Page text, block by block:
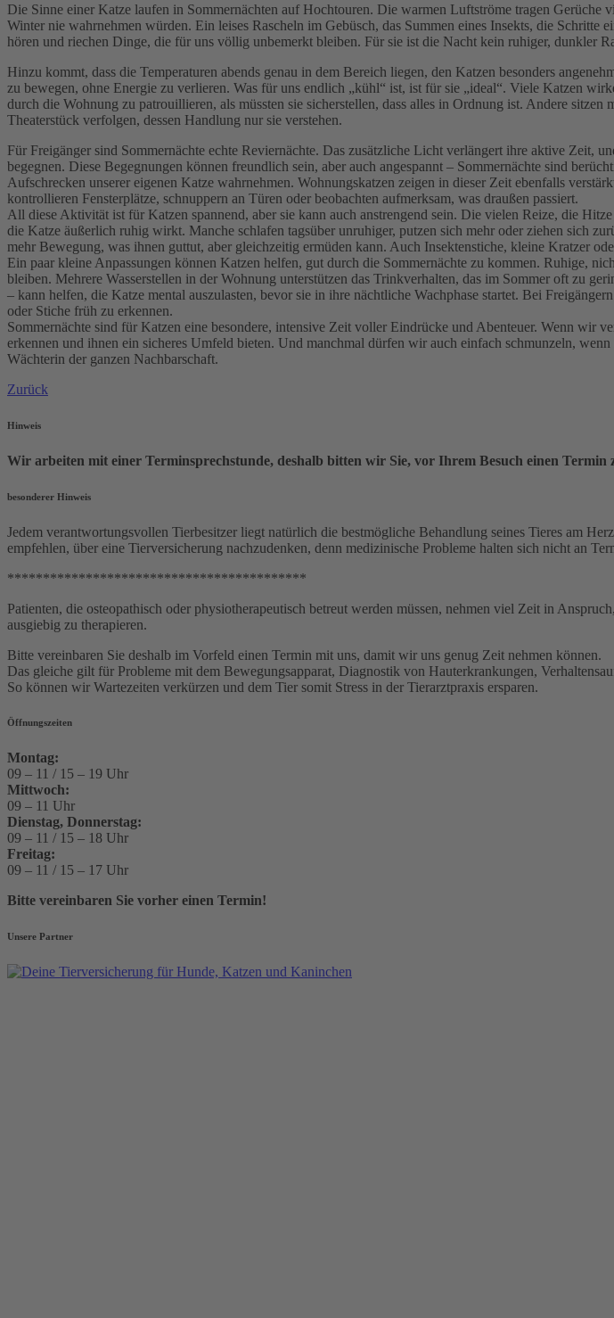
Die Sinne einer Katze laufen in Sommernächten auf Hochtouren. Die warmen Luftströme tragen
Winter nie wahrnehmen würden. Ein leises Rascheln im Gebüsch, das Summen eines Insekts, die
hören und riechen Dinge, die für uns völlig unbemerkt bleiben. Für sie ist die Nacht kein ruhiger, dunkler
Hinzu kommt, dass die Temperaturen abends genau in dem Bereich liegen, den Katzen besonders
zu bewegen, ohne Energie zu verlieren. Was für uns endlich „kühl“ ist, ist für sie „ideal“. Viele Katzen
durch die Wohnung zu patrouillieren, als müssten sie sicherstellen, dass alles in Ordnung ist. Andere
Theaterstück verfolgen, dessen Handlung nur sie verstehen.
Für Freigänger sind Sommernächte echte Reviernächte. Das zusätzliche Licht verlängert ihre aktive Zeit,
begegnen. Diese Begegnungen können freundlich sein, aber auch angespannt – Sommernächte sind
Aufschrecken unserer eigenen Katze wahrnehmen. Wohnungskatzen zeigen in dieser Zeit ebenfalls
kontrollieren Fensterplätze, schnuppern an Türen oder beobachten aufmerksam, was draußen passiert.
All diese Aktivität ist für Katzen spannend, aber sie kann auch anstrengend sein. Die vielen Reize, die
die Katze äußerlich ruhig wirkt. Manche schlafen tagsüber unruhiger, putzen sich mehr oder ziehen sich
mehr Bewegung, was ihnen guttut, aber gleichzeitig ermüden kann. Auch Insektenstiche, kleine Kratzer
Ein paar kleine Anpassungen können Katzen helfen, gut durch die Sommernächte zu kommen. Ruhige,
bleiben. Mehrere Wasserstellen in der Wohnung unterstützen das Trinkverhalten, das im Sommer oft zu
– kann helfen, die Katze mental auszulasten, bevor sie in ihre nächtliche Wachphase startet. Bei
oder Stiche früh zu erkennen.
Sommernächte sind für Katzen eine besondere, intensive Zeit voller Eindrücke und Abenteuer. Wenn wir
erkennen und ihnen ein sicheres Umfeld bieten. Und manchmal dürfen wir auch einfach schmunzeln,
Wächterin der ganzen Nachbarschaft.
Zurück
Hinweis
Wir arbeiten mit einer Terminsprechstunde, deshalb bitten wir Sie, vor Ihrem Besuch einen Termin
besonderer Hinweis
Jedem verantwortungsvollen Tierbesitzer liegt natürlich die bestmögliche Behandlung seines Tieres am
empfehlen, über eine Tierversicherung nachzudenken, denn medizinische Probleme halten sich nicht an
******************************************
Patienten, die osteopathisch oder physiotherapeutisch betreut werden müssen, nehmen viel Zeit in
ausgiebig zu therapieren.
Bitte vereinbaren Sie deshalb im Vorfeld einen Termin mit uns, damit wir uns genug Zeit nehmen können.
Das gleiche gilt für Probleme mit dem Bewegungsapparat, Diagnostik von Hauterkrankungen,
So können wir Wartezeiten verkürzen und dem Tier somit Stress in der Tierarztpraxis ersparen.
Öffnungszeiten
Montag:
09 – 11 / 15 – 19 Uhr
Mittwoch:
09 – 11 Uhr
Dienstag, Donnerstag:
09 – 11 / 15 – 18 Uhr
Freitag:
09 – 11 / 15 – 17 Uhr
Bitte vereinbaren Sie vorher einen Termin!
Unsere Partner